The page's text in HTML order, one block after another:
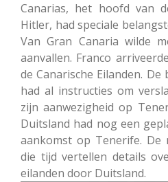
Canarias, het hoofd van
Hitler, had speciale
Van Gran Canaria wilde
aanvallen. Franco
de Canarische Eilanden.
had al instructies om
zijn aanwezigheid op
Duitsland had nog een
aankomst op Tenerife. De
die tijd vertellen details
eilanden door Duitsland.